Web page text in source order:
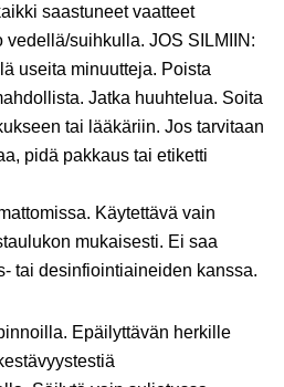
saastuneet vaatteet
suihkulla. JOS SILMIIN:
useita minuutteja. Poista
Jatka huuhtelua. Soita
tai lääkäriin. Jos tarvitaan
pidä pakkaus tai etiketti
Käytettävä vain
mukaisesti. Ei saa
tai desinfiointiaineiden kanssa.
Epäilyttävän herkille